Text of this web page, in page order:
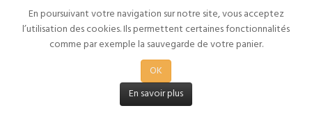
En poursuivant votre navigation sur notre site, vous acceptez
l’utilisation des cookies. Ils permettent certaines fonctionnalités
comme par exemple la sauvegarde de votre panier.
OK
En savoir plus